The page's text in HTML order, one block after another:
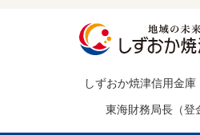
しずおか焼津信用金
東海財務局長（登